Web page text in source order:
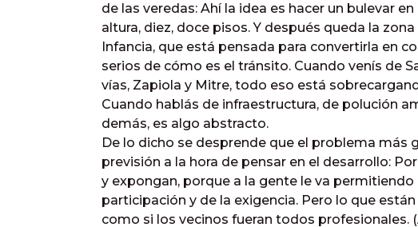
de las veredas: Ahí la idea es hacer un bulevar
altura, diez, doce pisos. Y después queda la
Infancia, que está pensada para convertirla en
serios de cómo es el tránsito. Cuando venís de
vías, Zapiola y Mitre, todo eso está
Cuando hablás de infraestructura, de polución
demás, es algo abstracto.
De lo dicho se desprende que el problema más
previsión a la hora de pensar en el desarrollo:
y expongan, porque a la gente le va
participación y de la exigencia. Pero lo que
como si los vecinos fueran todos profesionales.